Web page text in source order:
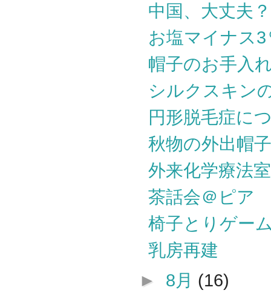
中国、大丈夫？
お塩マイナス3
帽子のお手入
シルクスキン
円形脱毛症に
秋物の外出帽
外来化学療法
茶話会＠ピア
椅子とりゲー
乳房再建
► 8月 (16)